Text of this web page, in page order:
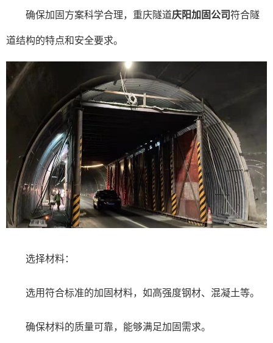
确保加固方案科学合理，重庆隧道庆阳加固公司符合隧
道结构的特点和安全要求。
选择材料：
选用符合标准的加固材料，如高强度钢材、混凝土等。
确保材料的质量可靠，能够满足加固需求。